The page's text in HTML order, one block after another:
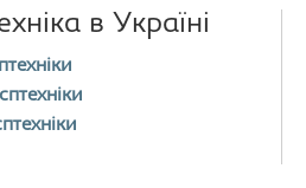
в Україні